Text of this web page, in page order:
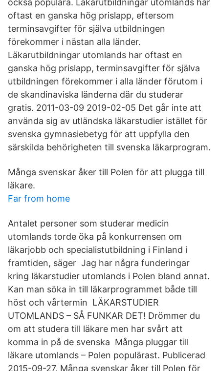
också populära. Läkarutbildningar utomlands har
oftast en ganska hög prislapp, eftersom
terminsavgifter för själva utbildningen
förekommer i nästan alla länder.
Läkarutbildningar utomlands har oftast en
ganska hög prislapp, terminsavgifter för själva
utbildningen förekommer i alla länder förutom i
de skandinaviska länderna där du studerar
gratis. 2011-03-09 2019-02-05 Det går inte att
använda sig av utländska läkarstudier istället för
svenska gymnasiebetyg för att uppfylla den
särskilda behörigheten till svenska läkarprogram.
Många svenskar åker till Polen för att plugga till
läkare.
Far from home
Antalet personer som studerar medicin
utomlands torde öka på konkurrensen om
läkarjobb och specialistutbildning i Finland i
framtiden, säger Jag har några funderingar
kring läkarstudier utomlands i Polen bland annat.
Kan man söka in till läkarprogrammet både till
höst och vårtermin LÄKARSTUDIER
UTOMLANDS – SÅ FUNKAR DET! Drömmer du
om att studera till läkare men har svårt att
komma in på de svenska Många pluggar till
läkare utomlands – Polen populärast. Publicerad
2015-09-27. Många svenskar åker till Polen för